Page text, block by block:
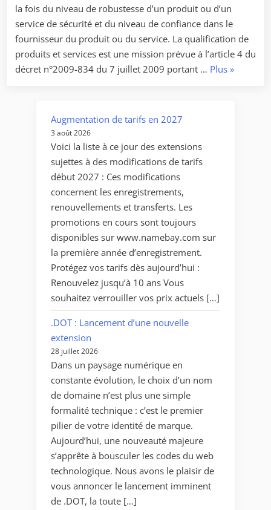
technique »
la fois du niveau de robustesse d’un produit ou d’un
service de sécurité et du niveau de confiance dans le
fournisseur du produit ou du service. La qualification de
produits et services est une mission prévue à l’article 4 du
décret n°2009-834 du 7 juillet 2009 portant … Plus« L’ANSSI
»
Augmentation de tarifs en 2027
3 août 2026
Voici la liste à ce jour des extensions
sujettes à des modifications de tarifs
début 2027 : Ces modifications
concernent les enregistrements,
renouvellements et transferts. Les
promotions en cours sont toujours
disponibles sur www.namebay.com sur
la première année d’enregistrement.
Protégez vos tarifs dès aujourd’hui :
Renouvelez jusqu’à 10 ans Vous
souhaitez verrouiller vos prix actuels […]
.DOT : Lancement d’une nouvelle
extension
28 juillet 2026
Dans un paysage numérique en
constante évolution, le choix d’un nom
de domaine n’est plus une simple
formalité technique : c’est le premier
pilier de votre identité de marque.
Aujourd’hui, une nouveauté majeure
s’apprête à bousculer les codes du web
technologique. Nous avons le plaisir de
vous annoncer le lancement imminent
de .DOT, la toute […]